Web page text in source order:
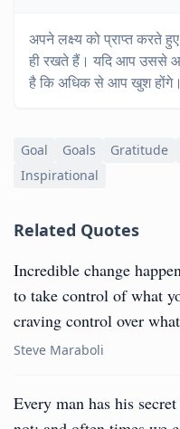
अपने लक्ष्य को प्राप्त करते
ही रखते हैं। यदि आप उससे
है कि अधिक से आप खुश होंगे।
Goal Goals Gratitude
Inspirational
Related Quotes
Incredible change
to take control of what
craving control over
Steve Maraboli
Every man has his